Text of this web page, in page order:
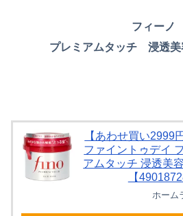
フィーノ
プレミアムタッチ 浸透美
【あわせ買い2999
ファイントゥデイ
アムタッチ 浸透美
【
ホーム